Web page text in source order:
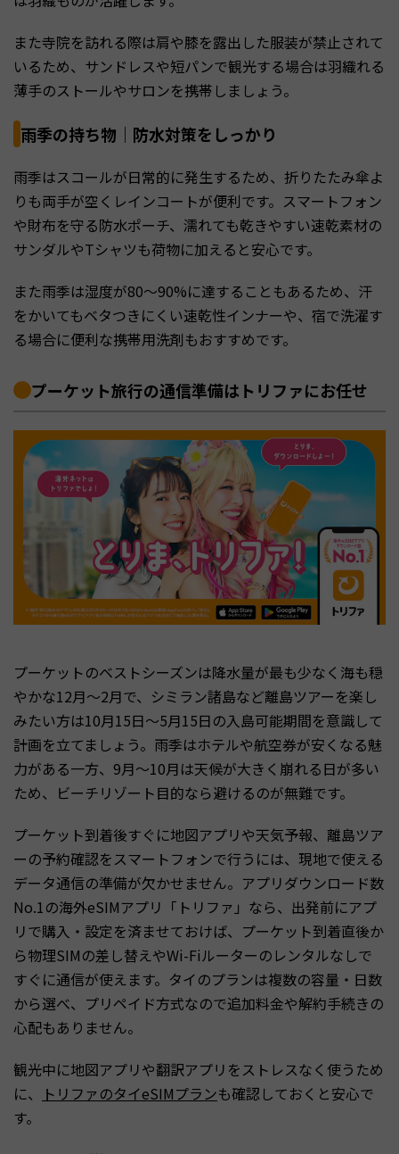
また寺院を訪れる際は肩や膝を露出した服装が禁止されて
いるため、サンドレスや短パンで観光する場合は羽織れる
薄手のストールやサロンを携帯しましょう。
雨季の持ち物｜防水対策をしっかり
雨季はスコールが日常的に発生するため、折りたたみ傘よ
りも両手が空くレインコートが便利です。スマートフォン
や財布を守る防水ポーチ、濡れても乾きやすい速乾素材の
サンダルやTシャツも荷物に加えると安心です。
また雨季は湿度が80〜90%に達することもあるため、汗
をかいてもベタつきにくい速乾性インナーや、宿で洗濯す
る場合に便利な携帯用洗剤もおすすめです。
プーケット旅行の通信準備はトリファにお任せ
プーケットのベストシーズンは降水量が最も少なく海も穏
やかな12月〜2月で、シミラン諸島など離島ツアーを楽し
みたい方は10月15日〜5月15日の入島可能期間を意識して
計画を立てましょう。雨季はホテルや航空券が安くなる魅
力がある一方、9月〜10月は天候が大きく崩れる日が多い
ため、ビーチリゾート目的なら避けるのが無難です。
プーケット到着後すぐに地図アプリや天気予報、離島ツア
ーの予約確認をスマートフォンで行うには、現地で使える
データ通信の準備が欠かせません。アプリダウンロード数
No.1の海外eSIMアプリ「トリファ」なら、出発前にアプ
リで購入・設定を済ませておけば、プーケット到着直後か
ら物理SIMの差し替えやWi-Fiルーターのレンタルなしで
すぐに通信が使えます。タイのプランは複数の容量・日数
から選べ、プリペイド方式なので追加料金や解約手続きの
心配もありません。
観光中に地図アプリや翻訳アプリをストレスなく使うため
に、
トリファのタイeSIMプランも確認しておくと安心で
す。